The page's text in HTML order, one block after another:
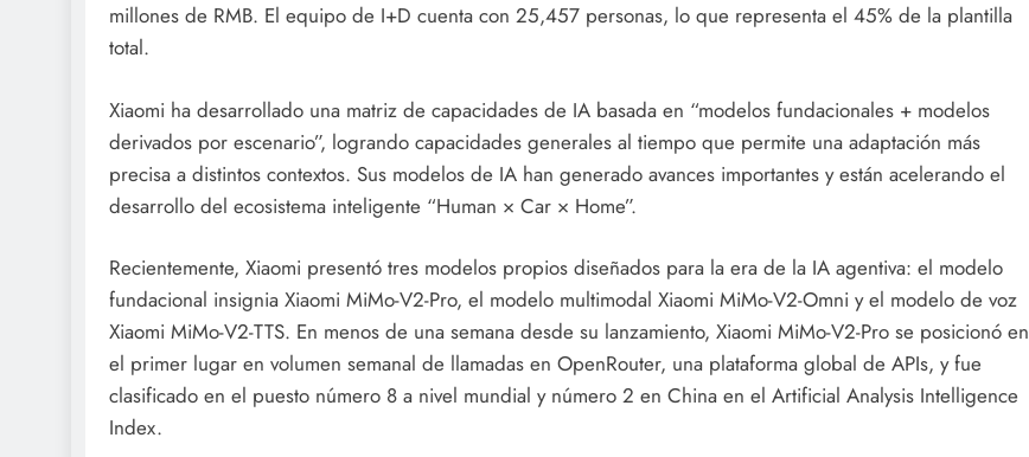
millones de RMB. El equipo de I+D cuenta con 25,457 personas, lo que representa el 45% de la plantilla
total.
Xiaomi ha desarrollado una matriz de capacidades de IA basada en “modelos fundacionales + modelos
derivados por escenario”, logrando capacidades generales al tiempo que permite una adaptación más
precisa a distintos contextos. Sus modelos de IA han generado avances importantes y están acelerando el
desarrollo del ecosistema inteligente “Human × Car × Home”.
Recientemente, Xiaomi presentó tres modelos propios diseñados para la era de la IA agentiva: el modelo
fundacional insignia Xiaomi MiMo-V2-Pro, el modelo multimodal Xiaomi MiMo-V2-Omni y el modelo de voz
Xiaomi MiMo-V2-TTS. En menos de una semana desde su lanzamiento, Xiaomi MiMo-V2-Pro se posicionó en
el primer lugar en volumen semanal de llamadas en OpenRouter, una plataforma global de APIs, y fue
clasificado en el puesto número 8 a nivel mundial y número 2 en China en el Artificial Analysis Intelligence
Index.